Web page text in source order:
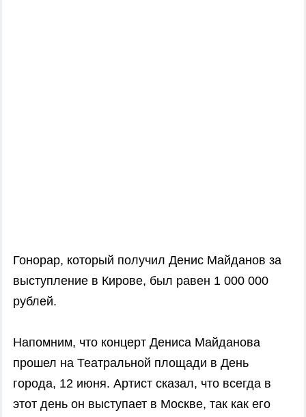
Гонорар, который получил Денис Майданов за
выступление в Кирове, был равен 1 000 000
рублей.
Напомним, что концерт Дениса Майданова
прошел на Театральной площади в День
города, 12 июня. Артист сказал, что всегда в
этот день он выступает в Москве, так как его